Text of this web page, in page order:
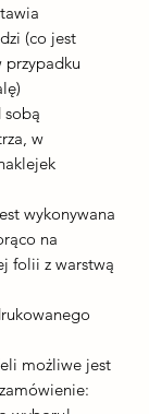
(co jest
przypadku
w
wykonywana
na
folii z warstwą
możliwe jest